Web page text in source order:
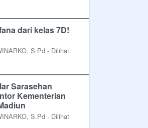
dari kelas 7D!
S.Pd - Dilihat
Sarasehan
Kementerian
S.Pd - Dilihat